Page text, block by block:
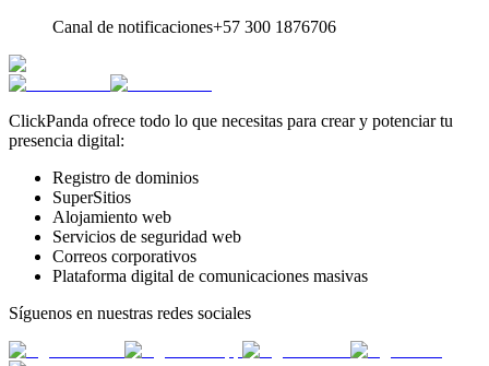
Canal de notificaciones+57 300 1876706
ClickPanda ofrece todo lo que necesitas para crear y potenciar tu
presencia digital:
Registro de dominios
SuperSitios
Alojamiento web
Servicios de seguridad web
Correos corporativos
Plataforma digital de comunicaciones masivas
Síguenos en nuestras redes sociales